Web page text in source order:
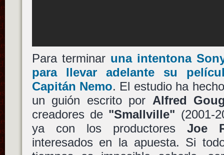
Para terminar una intentona
para llevar adelante su
Capitán Nemo. El estudio ha
un guión escrito por Alfred
creadores de "Smallville" (2001-
ya con los productores Joe
interesados en la apuesta. Si